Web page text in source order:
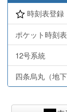
時刻表登録
ポケット時刻
12号系統
四条烏丸（地